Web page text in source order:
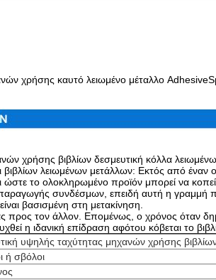
χρήσης καυτό λειωμένο μέταλλο
χρήσης βιβλίων δεσμευτική κόλλα
λειωμένων μετάλλων: Εκτός από έναν
το ολοκληρωμένο προϊόν μπορεί να
συνδέσμων, επειδή αυτή η
βασισμένη στη μετακίνηση.
προς τον άλλον. Επομένως, ο χρόνος όταν
η ιδανική επίδραση αφότου κόβεται το
υψηλής ταχύτητας μηχανών χρήσης
ή σβόλοι